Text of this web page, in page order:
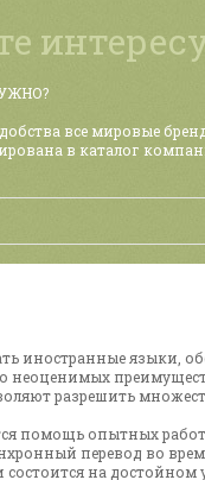
все мировые
в каталог
иностранные языки,
разрешить
помощь опытных
перевод во
на достойном